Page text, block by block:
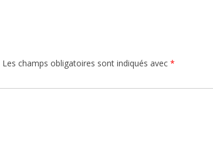
Les champs obligatoires sont indiqués avec *